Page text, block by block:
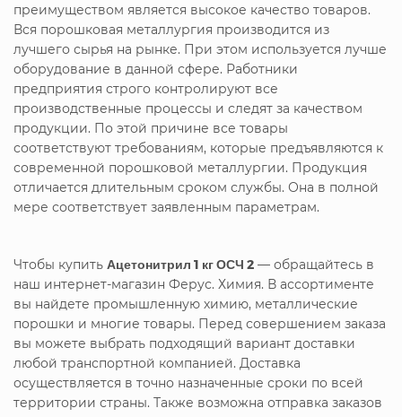
преимуществом является высокое качество товаров.
Вся порошковая металлургия производится из
лучшего сырья на рынке. При этом используется лучше
оборудование в данной сфере. Работники
предприятия строго контролируют все
производственные процессы и следят за качеством
продукции. По этой причине все товары
соответствуют требованиям, которые предъявляются к
современной порошковой металлургии. Продукция
отличается длительным сроком службы. Она в полной
мере соответствует заявленным параметрам.
Чтобы купить Ацетонитрил 1 кг ОСЧ 2 — обращайтесь в
наш интернет-магазин Ферус. Химия. В ассортименте
вы найдете промышленную химию, металлические
порошки и многие товары. Перед совершением заказа
вы можете выбрать подходящий вариант доставки
любой транспортной компанией. Доставка
осуществляется в точно назначенные сроки по всей
территории страны. Также возможна отправка заказов